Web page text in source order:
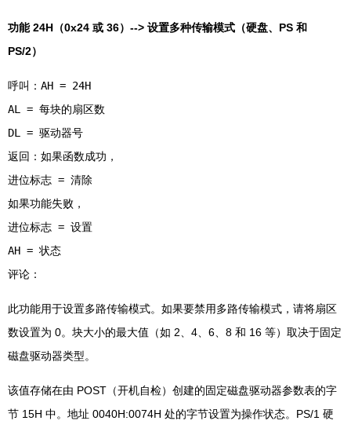
功能 24H（0x24 或 36）--> 设置多种传输模式（硬盘、PS 和
PS/2）
呼叫：AH = 24H
AL = 每块的扇区数
DL = 驱动器号
返回：如果函数成功，
进位标志 = 清除
如果功能失败，
进位标志 = 设置
AH = 状态
此功能用于设置多路传输模式。如果要禁用多路传输模式，请将扇区
数设置为 0。块大小的最大值（如 2、4、6、8 和 16 等）取决于固定
磁盘驱动器类型。
该值存储在由 POST（开机自检）创建的固定磁盘驱动器参数表的字
节 15H 中。地址 0040H:0074H 处的字节设置为操作状态。PS/1 硬